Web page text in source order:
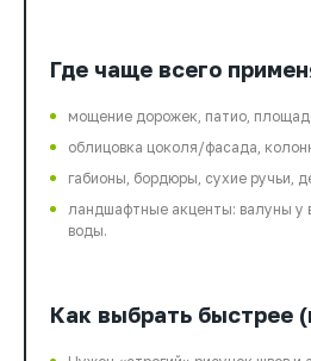
Где чаще всего
мощение дорожек, патио,
облицовка цоколя/фасада,
габионы, бордюры, сухие ручьи,
ландшафтные акценты: валуны у
воды.
Как выбрать быстрее